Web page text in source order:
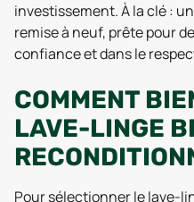
investissement. À la clé :
remise à neuf, prête pour
confiance et dans le
COMMENT
LAVE-LINGE
Pour sélectionner le lave-